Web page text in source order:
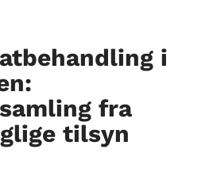
i
fra
tilsyn